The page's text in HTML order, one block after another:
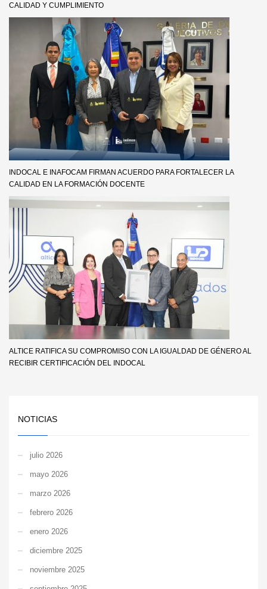
CALIDAD Y CUMPLIMIENTO
INDOCAL E INAFOCAM FIRMAN ACUERDO PARA FORTALECER LA
CALIDAD EN LA FORMACIÓN DOCENTE
ALTICE RATIFICA SU COMPROMISO CON LA IGUALDAD DE GÉNERO AL
RECIBIR CERTIFICACIÓN DEL INDOCAL
NOTICIAS
julio 2026
mayo 2026
marzo 2026
febrero 2026
enero 2026
diciembre 2025
noviembre 2025